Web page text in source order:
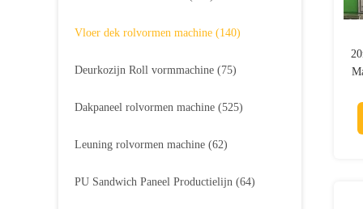
Vloer dek rolvormen machine (140)
Deurkozijn Roll vormmachine (75)
Dakpaneel rolvormen machine (525)
Leuning rolvormen machine (62)
PU Sandwich Paneel Productielijn (64)